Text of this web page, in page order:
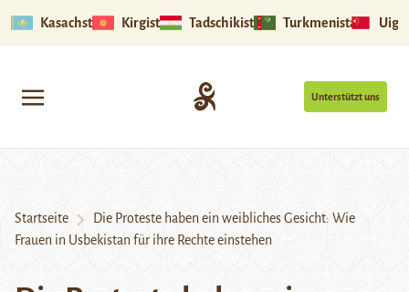
Kasachstan Kirgistan Tadschikistan Turkmenistan
Unterstützt uns
Startseite
Die Proteste haben ein weibliches Gesicht: Wie
Frauen in Usbekistan für ihre Rechte einstehen